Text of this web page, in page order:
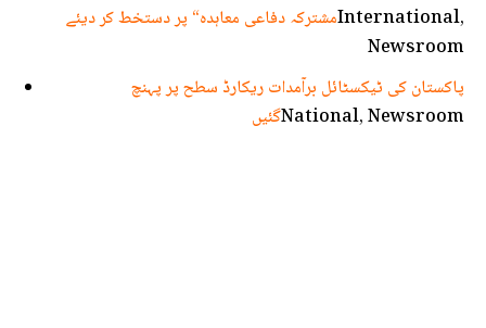
مشترکہ دفاعی معاہدہ“ پر دستخط کر دیئےInternational,
Newsroom
پاکستان کی ٹیکسٹائل برآمدات ریکارڈ سطح پر پہنچ
گئیںNational, Newsroom